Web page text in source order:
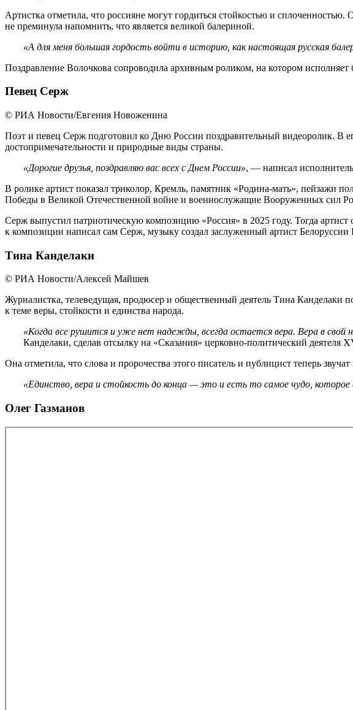
Артистка отметила, что россияне могут гордиться стойкостью и
не преминула напомнить, что является великой балериной.
«А для меня большая гордость войти в историю, как настоящая русская
Поздравление Волочкова сопроводила архивным роликом, на котором
Певец Серж
© РИА Новости/Евгения Новоженина
Поэт и певец Серж подготовил ко Дню России поздравительный видеоролик. В
достопримечательности и природные виды страны.
«Дорогие друзья, поздравляю вас всех с Днем России», — написал
В ролике артист показал триколор, Кремль, памятник «Родина-мать», пейзажи
Победы в Великой Отечественной войне и военнослужащие Вооруженных сил
Серж выпустил патриотическую композицию «Россия» в 2025 году. Тогда
к композиции написал сам Серж, музыку создал заслуженный артист Белоруссии
Тина Канделаки
© РИА Новости/Алексей Майшев
Журналистка, телеведущая, продюсер и общественный деятель Тина Канделаки
к теме веры, стойкости и единства народа.
«Когда все рушится и уже нет надежды, всегда остается вера. Вера в свой
Канделаки, сделав отсылку на «Сказания» церковно-политический деятеля
Она отметила, что слова и пророчества этого писатель и публицист теперь звучат
«Единство, вера и стойкость до конца — это и есть то самое чудо, которое
Олег Газманов